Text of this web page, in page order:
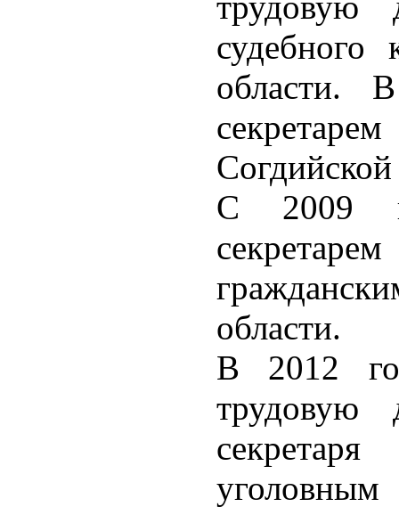
судебного
области.
Согдийской
С 2009
области.
В 2012
трудовую